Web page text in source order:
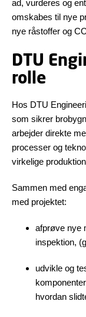
ad, vurderes og
omskabes til nye
nye råstoffer og
DTU
rolle
Hos DTU
som sikrer
arbejder direkte
processer og
virkelige
Sammen med
med projektet:
afprøve nye
inspektion,
udvikle og
hvordan